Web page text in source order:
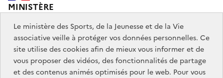
MINISTÈRE
DES SPORTS,
DE LA JEUNESSE
ET DE LA VIE ASSOCIATIVE
Découvrez également jeunes.gouv.fr et education.gouv.fr.
Le ministère des Sports, de la Jeunesse et de la Vie
associative veille à protéger vos données personnelles. Ce
site utilise des cookies afin de mieux vous informer et de
vous proposer des vidéos, des fonctionnalités de partage
et des contenus animés optimisés pour le web. Pour vous